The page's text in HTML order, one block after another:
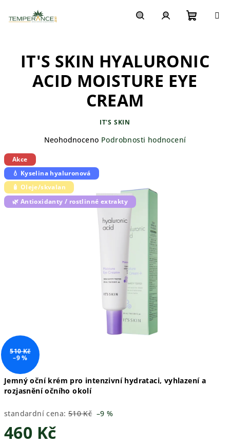
obsah
košík
Jemný oční krém pro intenzivní hydrataci, vyhlazení a
rozjasnění očního okolí
standardní cena: 510 Kč –9 %
460 Kč
IT'S SKIN HYALURONIC
ACID MOISTURE EYE
CREAM
IT'S SKIN
Průměrné
je
0,0
z
5
hvězdiček.
Neohodnoceno Podrobnosti hodnocení
Akce
💧 Kyselina hyaluronová
🧴 Oleje/skvalan
🌿 Antioxidanty / rostlinné extrakty
510 Kč
–9 %